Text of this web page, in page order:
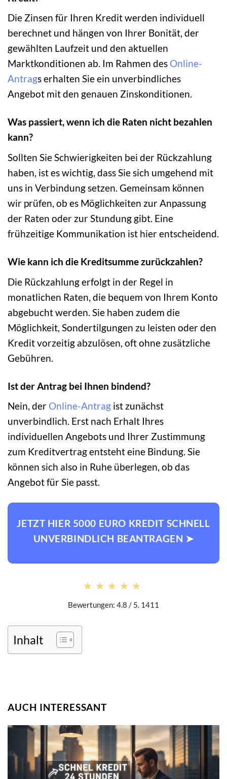
Die Zinsen für Ihren Kredit werden individuell
berechnet und hängen von Ihrer Bonität, der
gewählten Laufzeit und den aktuellen
Marktkonditionen ab. Im Rahmen des Online-
Antrags erhalten Sie ein unverbindliches
Angebot mit den genauen Zinskonditionen.
Was passiert, wenn ich die Raten nicht bezahlen
kann?
Sollten Sie Schwierigkeiten bei der Rückzahlung
haben, ist es wichtig, dass Sie sich umgehend mit
uns in Verbindung setzen. Gemeinsam können
wir prüfen, ob es Möglichkeiten zur Anpassung
der Raten oder zur Stundung gibt. Eine
frühzeitige Kommunikation ist hier entscheidend.
Wie kann ich die Kreditsumme zurückzahlen?
Die Rückzahlung erfolgt in der Regel in
monatlichen Raten, die bequem von Ihrem Konto
abgebucht werden. Sie haben zudem die
Möglichkeit, Sondertilgungen zu leisten oder den
Kredit vorzeitig abzulösen, oft ohne zusätzliche
Gebühren.
Ist der Antrag bei Ihnen bindend?
Nein, der Online-Antrag ist zunächst
unverbindlich. Erst nach Erhalt Ihres
individuellen Angebots und Ihrer Zustimmung
zum Kreditvertrag entsteht eine Bindung. Sie
können sich also in Ruhe überlegen, ob das
Angebot für Sie passt.
JETZT HIER 5000 EURO KREDIT SCHNELL
UNVERBINDLICH BEANTRAGEN ➤
★★★★★
★★★★★
Bewertungen: 4.8 / 5. 1411
Inhalt
AUCH INTERESSANT